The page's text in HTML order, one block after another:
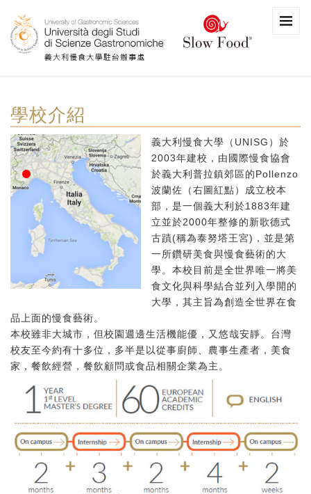
學校介紹
義大利慢食大學（UNISG）於
2003年建校，由國際慢食協會
於義大利普拉鎮郊區的Pollenzo
波蘭佐（右圖紅點）成立校本
部，是一個義大利於1883年建
立並於2000年整修的新歌德式
古蹟(稱為泰努塔王宮)，並是第
一所鑽研美食與慢食藝術的大
學。本校目前是全世界唯一將美
食文化與科學結合並列入學開的
大學，其主旨為創造全世界在食
品上面的慢食藝術。
本校雖非大城市，但校園週邊生活機能優，又悠哉安靜。台灣
校友至今約有十多位，多半是以從事廚師、農事生產者，美食
家，餐飲經營，餐飲顧問或食品相關企業為主。